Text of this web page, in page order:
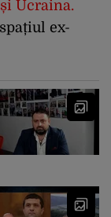
Ucraina.
ex-